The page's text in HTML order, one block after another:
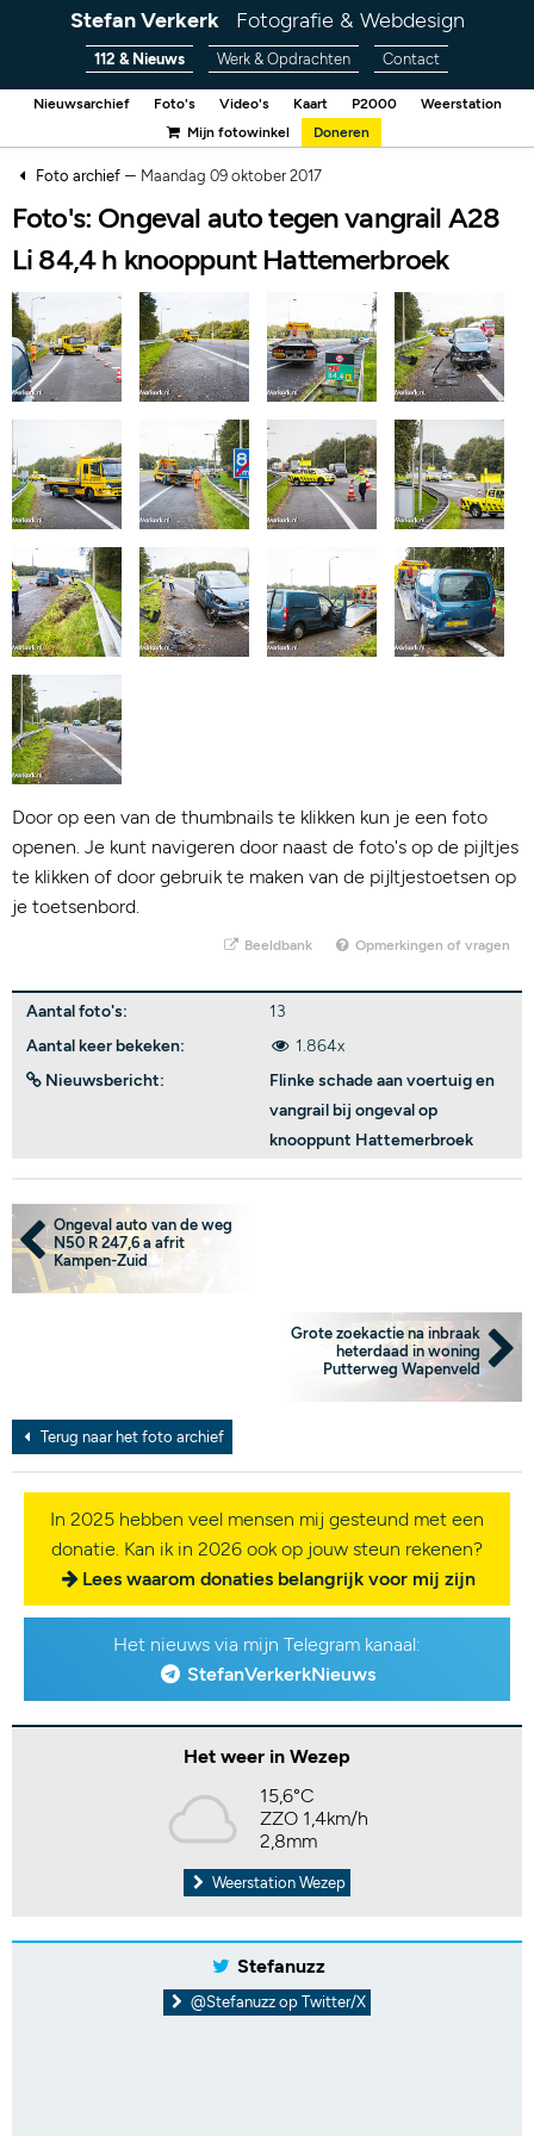
Stefan Verkerk Fotografie & Webdesign
112 & Nieuws Werk & Opdrachten Contact
Nieuwsarchief Foto's Video's Kaart P2000
Weerstation
Mijn fotowinkel
Doneren
Foto archief– Maandag 09 oktober 2017
Foto's: Ongeval auto tegen vangrail A28
Li 84,4 h knooppunt Hattemerbroek
Door op een van de thumbnails te klikken kun je een foto
openen. Je kunt navigeren door naast de foto's op de pijltjes
te klikken of door gebruik te maken van de pijltjestoetsen op
je toetsenbord.
Beeldbank Opmerkingen of vragen
Aantal foto's:
13
Aantal keer bekeken:
1.864x
Nieuwsbericht:
Flinke schade aan voertuig en
vangrail bij ongeval op
knooppunt Hattemerbroek
Ongeval auto van de weg
N50 R 247,6 a afrit
Kampen-Zuid
Grote zoekactie na inbraak
heterdaad in woning
Putterweg Wapenveld
Terug naar het foto archief
In 2025 hebben veel mensen mij gesteund met een
donatie. Kan ik in 2026 ook op jouw steun rekenen?
Lees waarom donaties belangrijk voor mij zijn
Het nieuws via mijn Telegram kanaal:
StefanVerkerkNieuws
Het weer in Wezep
15,6°C
ZZO 1,4km/h
2,8mm
Weerstation Wezep
Stefanuzz
@Stefanuzz op Twitter/X